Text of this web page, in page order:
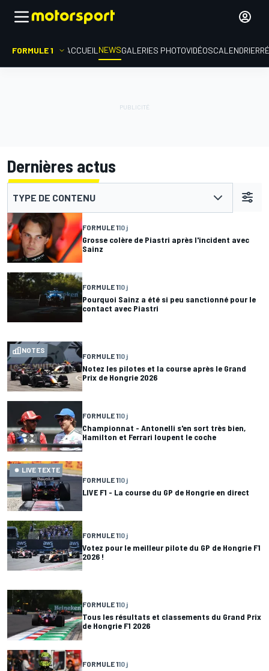
FORMULE 1 ACCUEIL NEWSGALERIES PHOTOVIDÉOSCALENDRIER
Dernières actus
TYPE DE CONTENU
FORMULE 110 j
Grosse colère de Piastri après l'incident avec
Sainz
FORMULE 110 j
Pourquoi Sainz a été si peu sanctionné pour le
contact avec Piastri
NOTES
FORMULE 110 j
Notez les pilotes et la course après le Grand
Prix de Hongrie 2026
FORMULE 110 j
Championnat - Antonelli s'en sort très bien,
Hamilton et Ferrari loupent le coche
LIVE TEXTE
FORMULE 110 j
LIVE F1 - La course du GP de Hongrie en direct
FORMULE 110 j
Votez pour le meilleur pilote du GP de Hongrie F1
2026 !
FORMULE 110 j
Tous les résultats et classements du Grand Prix
de Hongrie F1 2026
FORMULE 110 j